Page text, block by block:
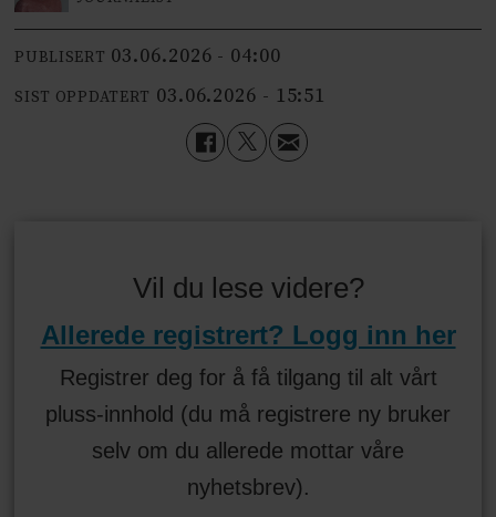
PUBLISERT 03.06.2026 - 04:00
SIST OPPDATERT 03.06.2026 - 15:51
Vil du lese videre?
Allerede registrert? Logg inn her
Registrer deg for å få tilgang til alt vårt
pluss-innhold (du må registrere ny bruker
selv om du allerede mottar våre
nyhetsbrev).